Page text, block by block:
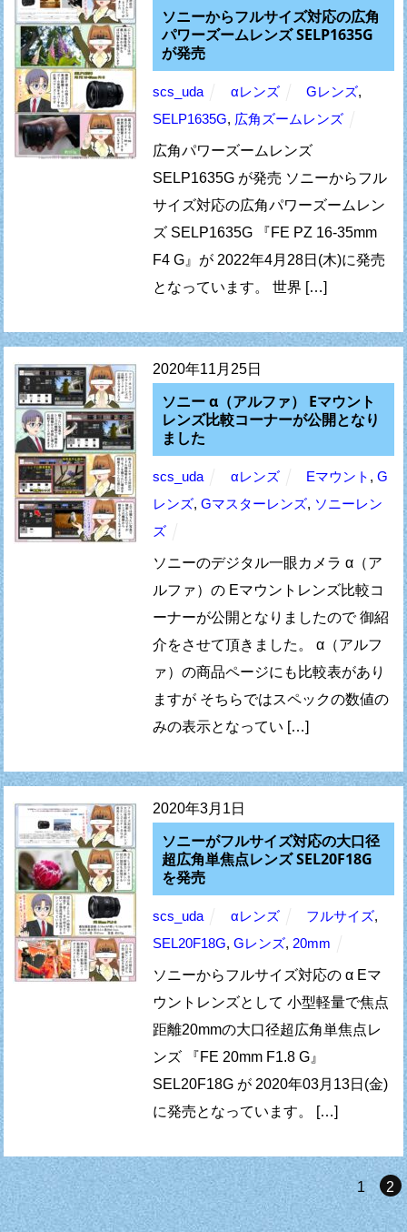
ソニーからフルサイズ対応の広角
パワーズームレンズ SELP1635G
が発売
scs_uda αレンズ Gレンズ,
SELP1635G, 広角ズームレンズ
広角パワーズームレンズ
SELP1635G が発売 ソニーからフル
サイズ対応の広角パワーズームレン
ズ SELP1635G 『FE PZ 16-35mm
F4 G』が 2022年4月28日(木)に発売
となっています。 世界 […]
2020年11月25日
ソニー α（アルファ） Eマウント
レンズ比較コーナーが公開となり
ました
scs_uda αレンズ Eマウント ,G
レンズ,Gマスターレンズ, ソニーレン
ズ
ソニーのデジタル一眼カメラ α（ア
ルファ）の Eマウントレンズ比較コ
ーナーが公開となりましたので 御紹
介をさせて頂きました。 α（アルフ
ァ）の商品ページにも比較表があり
ますが そちらではスペックの数値の
みの表示となってい […]
2020年3月1日
ソニーがフルサイズ対応の大口径
超広角単焦点レンズ SEL20F18G
を発売
scs_uda αレンズ フルサイズ,
SEL20F18G,Gレンズ, 20mm
ソニーからフルサイズ対応の α Eマ
ウントレンズとして 小型軽量で焦点
距離20mmの大口径超広角単焦点レ
ンズ 『FE 20mm F1.8 G』
SEL20F18G が 2020年03月13日(金)
に発売となっています。 […]
1 2